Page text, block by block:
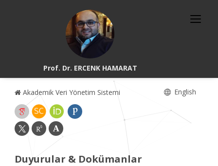
Prof. Dr. ERCENK HAMARAT
Akademik Veri Yönetim Sistemi English
Duyurular & Dokümanlar